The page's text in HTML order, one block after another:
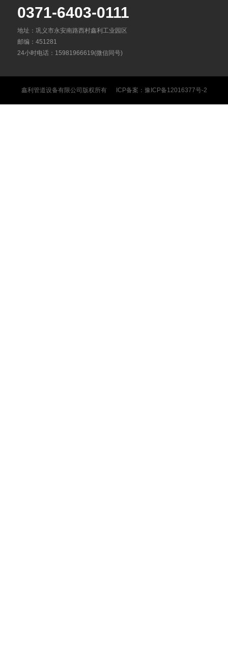
0371-6403-0111
地址：巩义市永安南路西村鑫利工业园区
邮编：451281
24小时电话：15981966619(微信同号)
鑫利管道设备有限公司 版权所有 ICP备案： 豫ICP备12016377号-2